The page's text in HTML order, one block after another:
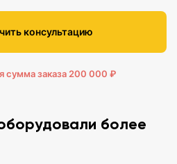
консультацию
сумма заказа 200 000 ₽
более